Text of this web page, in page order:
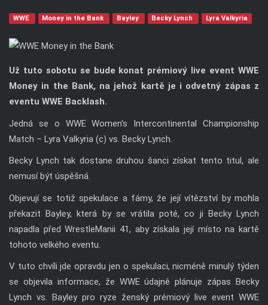
WWE Money in the Bank Bayley Becky Lynch Lyra Valkyria
Už tuto sobotu se bude konat prémiový live event WWE
Money in the Bank, na jehož kartě je i odvetný zápas z
eventu WWE Backlash.
Jedná se o WWE Women's Intercontinental Championship
Match – Lyra Valkyria (c) vs. Becky Lynch.
Becky Lynch tak dostane druhou šanci získat tento titul, ale
nemusí být úspěšná.
Objevují se totiž spekulace a fámy, že její vítězství by mohla
překazit Bayley, která by se vrátila poté, co ji Becky Lynch
napadla před WrestleManii 41, aby získala její místo na kartě
tohoto velkého eventu.
V tuto chvíli jde opravdu jen o spekulaci, nicméně minulý týden
se objevila informace, že WWE údajně plánuje zápas Becky
Lynch vs. Bayley pro ryze ženský prémiový live event WWE